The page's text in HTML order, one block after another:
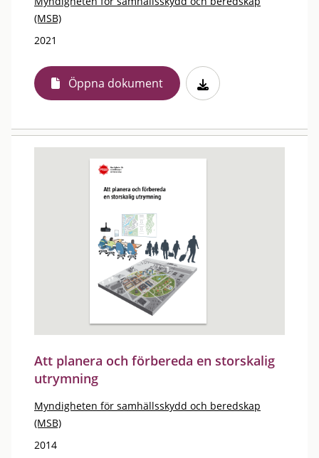
(MSB)
2021
Öppna dokument
Att planera och förbereda en storskalig
utrymning
Myndigheten för samhällsskydd och beredskap
(MSB)
2014